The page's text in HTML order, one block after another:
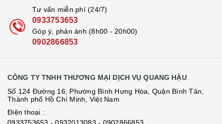
Tư vấn miễn phí (24/7)
0933753653
Góp ý, phản ánh (8h00 - 20h00)
0902866853
CÔNG TY TNHH THƯƠNG MẠI DỊCH VỤ QUANG HẬU
Số 124 Đường 16, Phường Bình Hưng Hòa, Quận Bình Tân,
Thành phố Hồ Chí Minh, Việt Nam
Điện thoại :